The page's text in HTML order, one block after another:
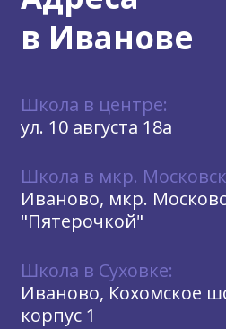
в Иванове
Школа в центре:
ул. 10 августа 18а
Школа в мкр.
Иваново, мкр.
"Пятерочкой"
Школа в Суховке:
Иваново, Кохомское
корпус 1